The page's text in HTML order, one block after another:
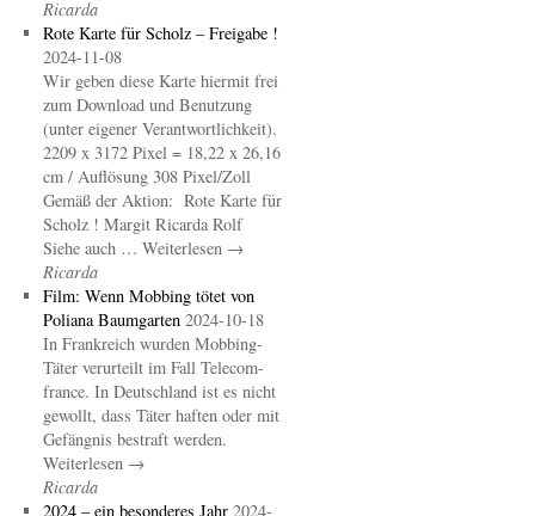
Ricarda
Rote Karte für Scholz – Freigabe !
2024-11-08
Wir geben diese Karte hiermit frei
zum Download und Benutzung
(unter eigener Verantwortlichkeit).
2209 x 3172 Pixel = 18,22 x 26,16
cm / Auflösung 308 Pixel/Zoll
Gemäß der Aktion: Rote Karte für
Scholz ! Margit Ricarda Rolf
Siehe auch … Weiterlesen →
Ricarda
Film: Wenn Mobbing tötet von
Poliana Baumgarten 2024-10-18
In Frankreich wurden Mobbing-
Täter verurteilt im Fall Telecom-
france. In Deutschland ist es nicht
gewollt, dass Täter haften oder mit
Gefängnis bestraft werden.
Weiterlesen →
Ricarda
2024 – ein besonderes Jahr 2024-